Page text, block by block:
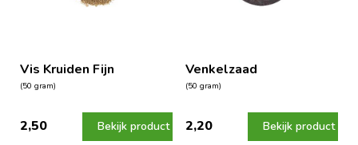
Vis Kruiden Fijn
(50 gram)
2,50 Bekijk product
Venkelzaad
(50 gram)
2,20 Bekijk product